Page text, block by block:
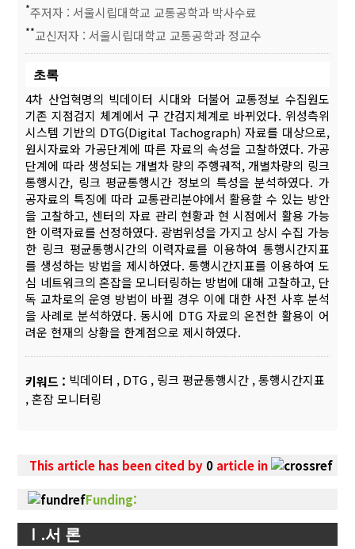
*주저자 : 서울시립대학교 교통공학과 박사수료
**교신저자 : 서울시립대학교 교통공학과 정교수
초록
4차 산업혁명의 빅데이터 시대와 더불어 교통정보 수집원도
기존 지점검지 체계에서 구 간검지체계로 바뀌었다. 위성측위
시스템 기반의 DTG(Digital Tachograph) 자료를 대상으로,
원시자료와 가공단계에 따른 자료의 속성을 고찰하였다. 가공
단계에 따라 생성되는 개별차 량의 주행궤적, 개별차량의 링크
통행시간, 링크 평균통행시간 정보의 특성을 분석하였다. 가
공자료의 특징에 따라 교통관리분야에서 활용할 수 있는 방안
을 고찰하고, 센터의 자료 관리 현황과 현 시점에서 활용 가능
한 이력자료를 선정하였다. 광범위성을 가지고 상시 수집 가능
한 링크 평균통행시간의 이력자료를 이용하여 통행시간지표
를 생성하는 방법을 제시하였다. 통행시간지표를 이용하여 도
심 네트워크의 혼잡을 모니터링하는 방법에 대해 고찰하고, 단
독 교차로의 운영 방법이 바뀔 경우 이에 대한 사전 사후 분석
을 사례로 분석하였다. 동시에 DTG 자료의 온전한 활용이 어
려운 현재의 상황을 한계점으로 제시하였다.
키워드 : 빅데이터 , DTG , 링크 평균통행시간 ,통행시간지표
,혼잡 모니터링
This article has been cited by 0 article in
Funding:
Ⅰ.서 론